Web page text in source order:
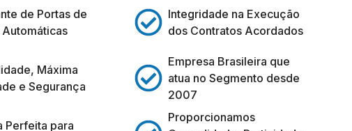
de Portas de
Automáticas
Máxima
e Segurança
Perfeita para
Integridade na Execução
dos Contratos Acordados
Empresa Brasileira que
atua no Segmento desde
2007
Proporcionamos